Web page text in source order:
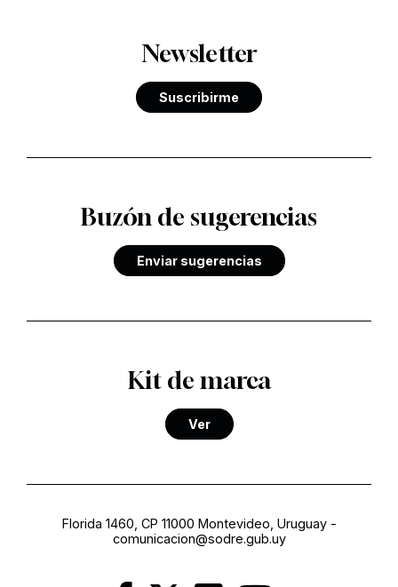
Newsletter
Suscribirme
Buzón de sugerencias
Enviar sugerencias
Kit de marca
Ver
Florida 1460, CP 11000 Montevideo, Uruguay-
comunicacion@sodre.gub.uy